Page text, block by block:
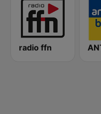
radio ffn